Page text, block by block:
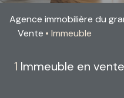
acheter
Neuf
louer
faire
Agence immobilière du
Vente
Immeuble
1 Immeuble en vente